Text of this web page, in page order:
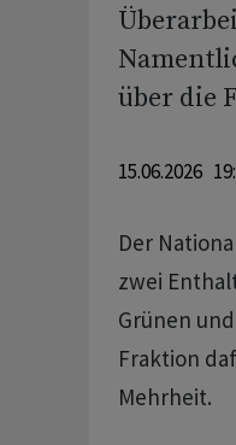
über die
15.06.2026
Der
zwei
Grünen
Fraktion
Mehrheit.